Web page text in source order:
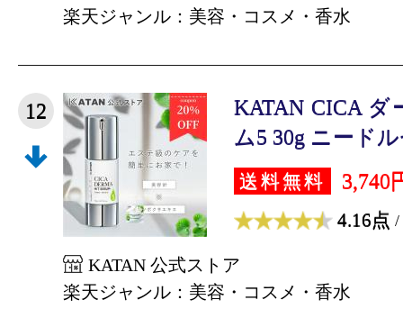
楽天ジャンル：美容・コスメ・香水
12
KATAN CICA
ム5 30g ニード
送料無料 3,740
4.16点 /
KATAN 公式ストア
楽天ジャンル：美容・コスメ・香水